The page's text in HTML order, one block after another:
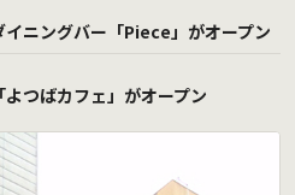
ニングバー「Piece」がオープン
つばカフェ」がオープン